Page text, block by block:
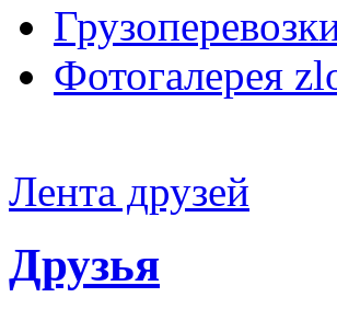
Фотогалерея
Лента друзей
Друзья